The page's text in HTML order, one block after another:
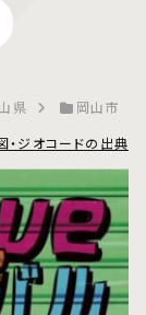
県
岡山市
・ジオコードの出典